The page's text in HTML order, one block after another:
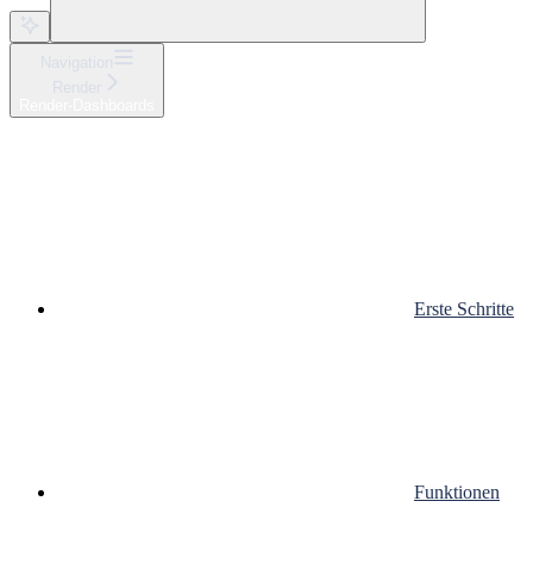
Erste Schritte
Funktionen